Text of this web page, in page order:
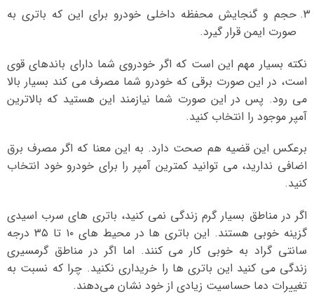
حجم و گنجایش محفظه داخلی خودرو برای این که باتری به
صورت ایمن قرار گیرد.
نکته بسیار مهم این است که اگر خودروی شما دارای باندهای قوی
است، در این صورت برقی که خودرو شما مصرف می کند بسیار بالا
می رود. پس در این صورت شما نیازمند این هستید که بالاترین
آمپر موجود را انتخاب کنید.
برعکس این قضیه هم صحت دارد. به این معنا که اگر مصرف برق
اضافی ندارید، می توانید کمترین آمپر را برای خودرو خود انتخاب
کنید.
اگر در مناطق بسیار گرم زندگی نمی کنید، باتری های سرب اسیدی
گزینه خوبی هستند. این باتری ها در محیط های ۱۰ تا ۳۵ درجه
سانتی گراد به خوبی کار می کنند. اما اگر در مناطق گرمسیری
زندگی می کنید این باتری ها را خریداری نکنید. چرا که نسبت به
تغییرات دما حساسیت زیادی از خود نشان می‌دهند.